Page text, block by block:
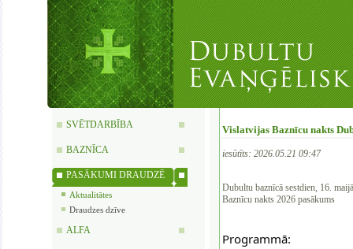
SVĒTDARBĪBA
BAZNĪCA
PASĀKUMI DRAUDZĒ
Aktualitātes
Draudzes dzīve
ALFA
Vislatvijas Baznīcu nakts
iesūtīts: 2026.05.21 09:47
Dubultu baznīcā sestdien, 16.
Baznīcu nakts 2026 pasākums
Programmā: